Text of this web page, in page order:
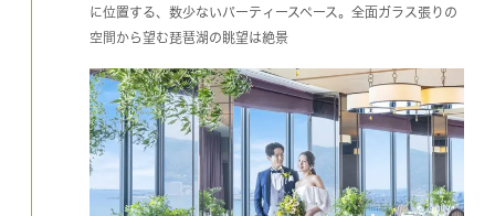
に位置する、数少ないパーティースペース。全面ガラス張りの
空間から望む琵琶湖の眺望は絶景